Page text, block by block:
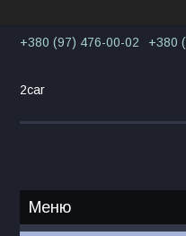
+380 (97) 476-00-02 +380
2car